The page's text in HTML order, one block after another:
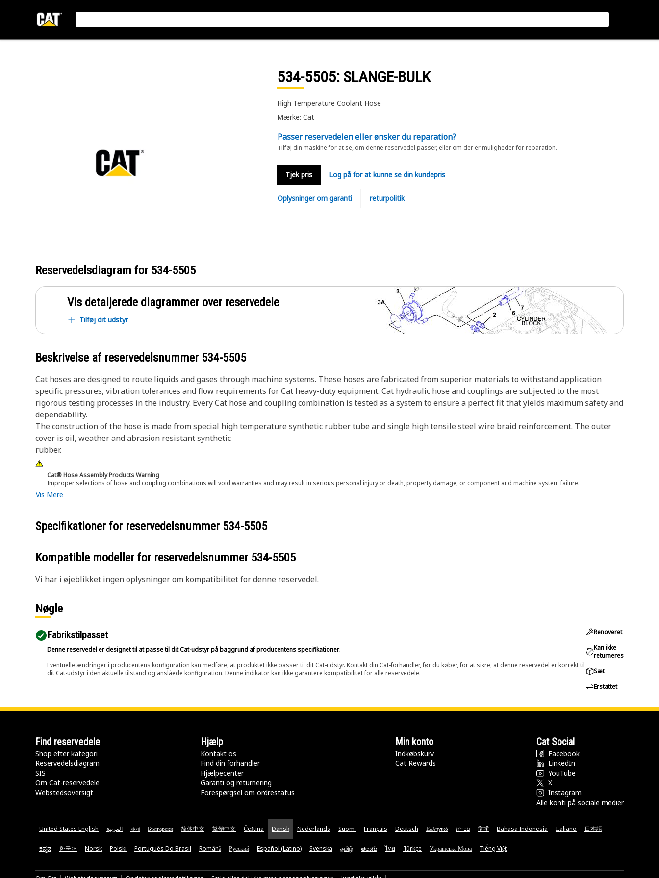
534-5505: SLANGE-BULK
High Temperature Coolant Hose
Mærke: Cat
Passer reservedelen eller ønsker du reparation?
Tilføj din maskine for at se, om denne reservedel passer, eller om der er muligheder for reparation.
Tjek pris Log på for at kunne se din kundepris
Oplysninger om garanti returpolitik
Reservedelsdiagram for 534-5505
Vis detaljerede diagrammer over reservedele
Tilføj dit udstyr
Beskrivelse af reservedelsnummer 534-5505
Cat hoses are designed to route liquids and gases through machine systems. These hoses are fabricated from superior materials to withstand application
specific pressures, vibration tolerances and flow requirements for Cat heavy-duty equipment. Cat hydraulic hose and couplings are subjected to the most
rigorous testing processes in the industry. Every Cat hose and coupling combination is tested as a system to ensure a perfect fit that yields maximum safety and
dependability.
The construction of the hose is made from special high temperature synthetic rubber tube and single high tensile steel wire braid reinforcement. The outer
cover is oil, weather and abrasion resistant synthetic
rubber.
Cat® Hose Assembly Products Warning
Improper selections of hose and coupling combinations will void warranties and may result in serious personal injury or death, property damage, or component and machine system failure.
Vis Mere
Specifikationer for reservedelsnummer 534-5505
Kompatible modeller for reservedelsnummer 534-5505
Vi har i øjeblikket ingen oplysninger om kompatibilitet for denne reservedel.
Nøgle
Fabrikstilpasset
Denne reservedel er designet til at passe til dit Cat-udstyr på baggrund af producentens specifikationer.
Eventuelle ændringer i producentens konfiguration kan medføre, at produktet ikke passer til dit Cat-udstyr. Kontakt din Cat-forhandler, før du køber, for at sikre, at denne reservedel er korrekt til
dit Cat-udstyr i den aktuelle tilstand og anslåede konfiguration. Denne indikator kan ikke garantere kompatibilitet for alle reservedele.
Renoveret
Kan ikke
returneres
Sæt
Erstattet
Find reservedele
Shop efter kategori
Reservedelsdiagram
SIS
Om Cat-reservedele
Webstedsoversigt
Hjælp
Kontakt os
Find din forhandler
Hjælpecenter
Garanti og returnering
Forespørgsel om ordrestatus
Min konto
Indkøbskurv
Cat Rewards
Cat Social
Facebook
LinkedIn
YouTube
X
Instagram
Alle konti på sociale medier
United States English العربية বাংলা Български 简体中文 繁體中文 Čeština Dansk Nederlands Suomi Français Deutsch Ελληνικά עברית हिन्दी Bahasa Indonesia Italiano 日本語
ಕನ್ನಡ 한국어 Norsk Polski Português Do Brasil Română Русский Español (Latino) Svenska தமிழ் తెలుగు ไทย Türkçe Українська Мова Tiếng Việt